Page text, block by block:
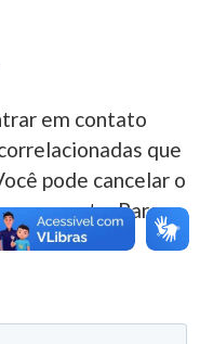
em contato
que
pode cancelar o
momento. Para
de